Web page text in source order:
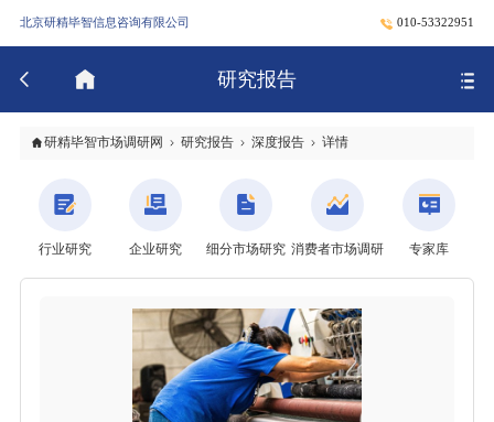
北京研精毕智信息咨询有限公司 010-53322951
研究报告
研精毕智市场调研网 研究报告 深度报告 详情
行业研究 企业研究 细分市场研究 消费者市场调研 专家库